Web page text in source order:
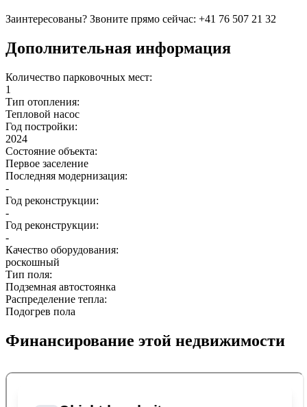
Заинтересованы? Звоните прямо сейчас: +41 76 507 21 32
Дополнительная информация
Количество парковочных мест:
1
Тип отопления:
Тепловой насос
Год постройки:
2024
Состояние объекта:
Первое заселение
Последняя модернизация:
-
Год реконструкции:
-
Год реконструкции:
-
Качество оборудования:
роскошный
Тип поля:
Подземная автостоянка
Распределение тепла:
Подогрев пола
Финансирование этой недвижимости